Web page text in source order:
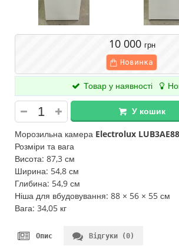
10 000 грн
Новинка
Товар у наявності
У кошик
Морозильна камера Electrolux
Розміри та вага
Висота: 87,3 см
Ширина: 54,8 см
Глибина: 54,9 см
Ніша для вбудовування: 88 × 56 × 55 см
Вага: 34,05 кг
Опис Відгуки (0)